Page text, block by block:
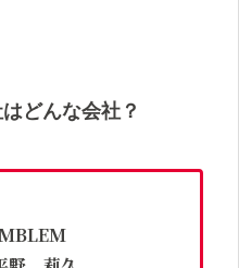
どんな会社？